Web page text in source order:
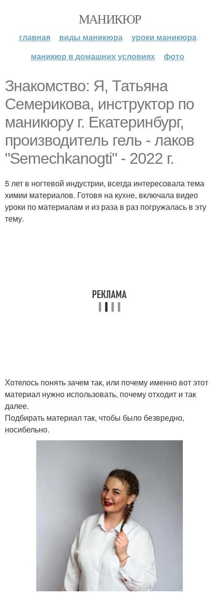
МАНИКЮР
главная виды маникюра
уроки маникюра
маникюр в домашних условиях
фото
Знакомство: Я, Татьяна
Семерикова, инструктор по
маникюру г. Екатеринбург,
производитель гель - лаков
"Semechkanogti" - 2022 г.
5 лет в ногтевой индустрии, всегда интересовала тема
химии материалов. Готовя на кухне, включала видео
уроки по материалам и из раза в раз погружалась в эту
тему.
Хотелось понять зачем так, или почему именно вот этот
материал нужно использовать, почему отходит и так
далее.
Подбирать материал так, чтобы было безвредно,
носибельно.